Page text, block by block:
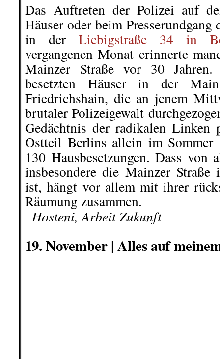
Das Auftreten der Polizei auf
Häuser oder beim Presserundgang
in der Liebigstraße 34 in
vergangenen Monat erinnerte
Mainzer Straße vor 30
besetzten Häuser in der
Friedrichshain, die an jenem
brutaler Polizeigewalt
Gedächtnis der radikalen Linken
Ostteil Berlins allein im
130 Hausbesetzungen. Dass von
insbesondere die Mainzer
ist, hängt vor allem mit ihrer
Räumung zusammen.
Hosteni, Arbeit Zukunft
19. November |Alles auf